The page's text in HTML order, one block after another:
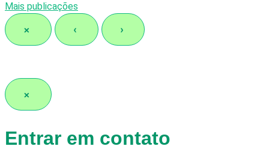
Mais publicações
× ‹ ›
×
Entrar em contato